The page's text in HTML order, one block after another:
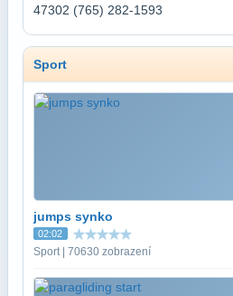
47302 (765) 282-1593
Sport
jumps synko
02:02
Sport | 70630 zobrazení